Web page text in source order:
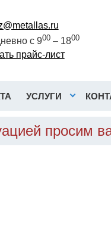
с 900– 1800
прайс-лист
УСЛУГИ
просим